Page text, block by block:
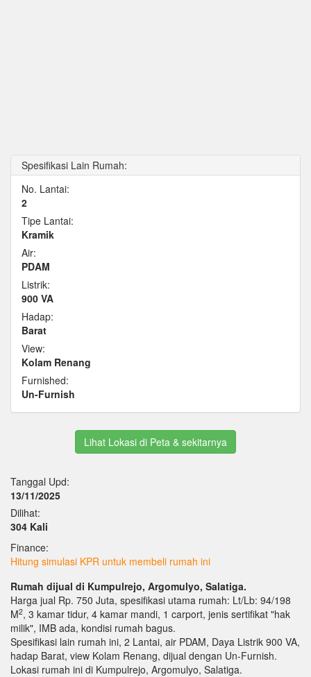
Spesifikasi Lain Rumah:
No. Lantai:
2
Tipe Lantai:
Kramik
Air:
PDAM
Listrik:
900 VA
Hadap:
Barat
View:
Kolam Renang
Furnished:
Un-Furnish
Lihat Lokasi di Peta & sekitarnya
Tanggal Upd:
13/11/2025
Dilihat:
304 Kali
Finance:
Hitung simulasi KPR untuk membeli rumah ini
Rumah dijual di Kumpulrejo, Argomulyo, Salatiga.
Harga jual Rp. 750 Juta, spesifikasi utama rumah: Lt/Lb: 94/198
M2, 3 kamar tidur, 4 kamar mandi, 1 carport, jenis sertifikat "hak
milik", IMB ada, kondisi rumah bagus.
Spesifikasi lain rumah ini, 2 Lantai, air PDAM, Daya Listrik 900 VA,
hadap Barat, view Kolam Renang, dijual dengan Un-Furnish.
Lokasi rumah ini di Kumpulrejo, Argomulyo, Salatiga.